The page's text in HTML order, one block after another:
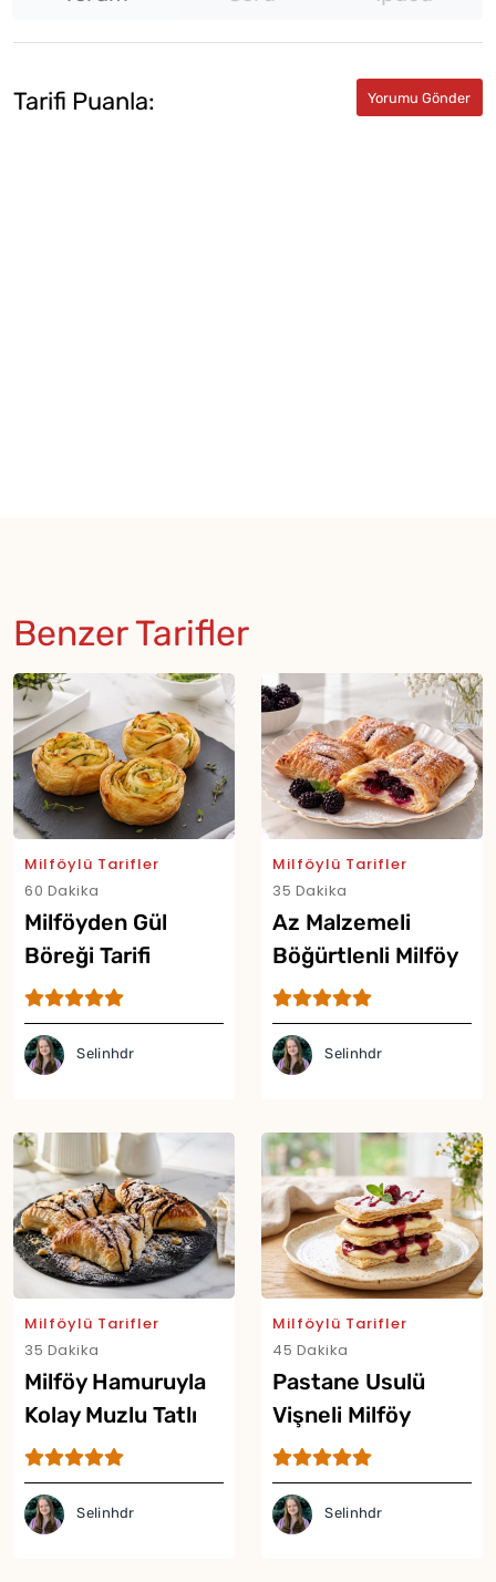
Tarifi Puanla:
Benzer Tarifler
Milföylü Tarifler
60 Dakika
Milföyden Gül
Böreği Tarifi
Selinhdr
Milföylü Tarifler
35 Dakika
Az Malzemeli
Böğürtlenli Milföy
Tarifi
Selinhdr
Milföylü Tarifler
35 Dakika
Milföy Hamuruyla
Kolay Muzlu Tatlı
Tarifi
Selinhdr
Milföylü Tarifler
45 Dakika
Pastane Usulü
Vişneli Milföy
Pasta Tarifi
Selinhdr